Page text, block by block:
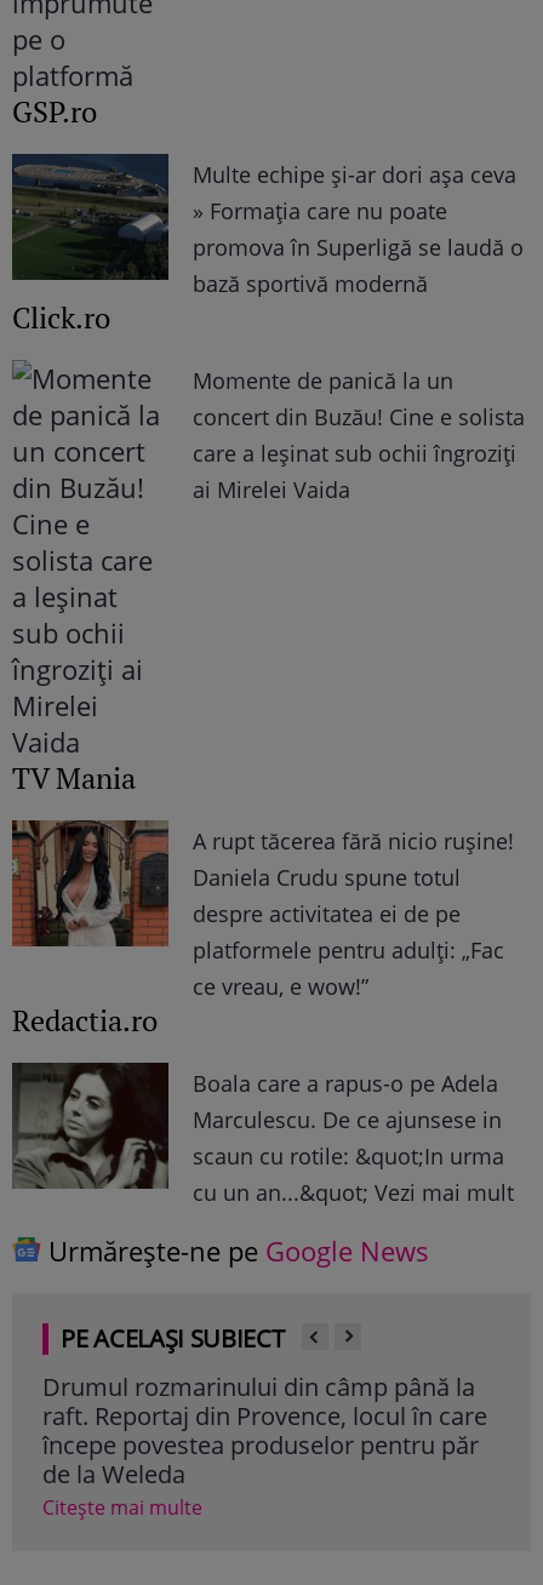
GSP.ro
Multe echipe și-ar dori așa ceva
» Formația care nu poate
promova în Superligă se laudă o
bază sportivă modernă
Click.ro
Momente de panică la un
concert din Buzău! Cine e solista
care a leșinat sub ochii îngroziți
ai Mirelei Vaida
TV Mania
A rupt tăcerea fără nicio rușine!
Daniela Crudu spune totul
despre activitatea ei de pe
platformele pentru adulți: „Fac
ce vreau, e wow!”
Redactia.ro
Boala care a rapus-o pe Adela
Marculescu. De ce ajunsese in
scaun cu rotile: &quot;In urma
cu un an...&quot; Vezi mai mult
Urmărește-ne pe Google News
PE ACELAȘI SUBIECT
din câmp până la
din Provence, locul în care
produselor pentru păr
multe
Culoarea de
Citește mai multe